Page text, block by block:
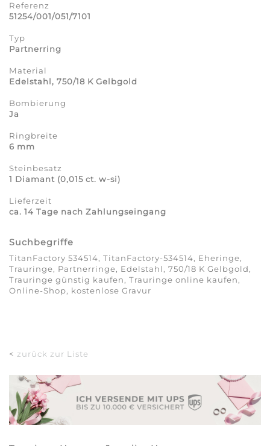
Referenz
51254/001/051/7101
Typ
Partnerring
Material
Edelstahl, 750/18 K Gelbgold
Bombierung
Ja
Ringbreite
6 mm
Steinbesatz
1 Diamant (0,015 ct. w-si)
Lieferzeit
ca. 14 Tage nach Zahlungseingang
Suchbegriffe
TitanFactory 534514, TitanFactory-534514, Eheringe,
Trauringe, Partnerringe, Edelstahl, 750/18 K Gelbgold,
Trauringe günstig kaufen, Trauringe online kaufen,
Online-Shop, kostenlose Gravur
< zurück zur Liste